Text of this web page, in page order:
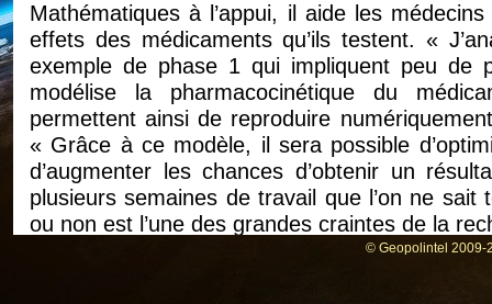
Mathématiques à l’appui, il aide les
effets des médicaments qu’ils testent. «
exemple de phase 1 qui impliquent peu de
modélise la pharmacocinétique du
permettent ainsi de reproduire
« Grâce à ce modèle, il sera possible
d’augmenter les chances d’obtenir un
plusieurs semaines de travail que l’on ne
ou non est l’une des grandes craintes de la
© Geopolintel 2009-